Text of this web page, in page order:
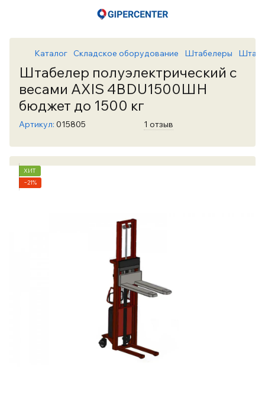
Каталог Складское оборудование Штабелеры
Штабелер полуэлектрический с
весами AXIS 4BDU1500ШН
бюджет до 1500 кг
Артикул: 015805 1 отзыв
ХИТ
−21%